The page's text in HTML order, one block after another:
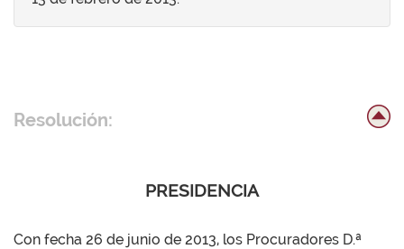
Resolución:
PRESIDENCIA
Con fecha 26 de junio de 2013, los Procuradores D.ª